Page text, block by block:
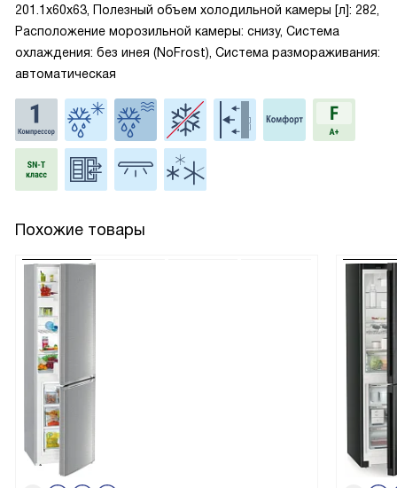
201.1x60x63, Полезный объем холодильной камеры [л]: 282,
Расположение морозильной камеры: снизу, Система
охлаждения: без инея (NoFrost), Система размораживания:
автоматическая
Похожие товары